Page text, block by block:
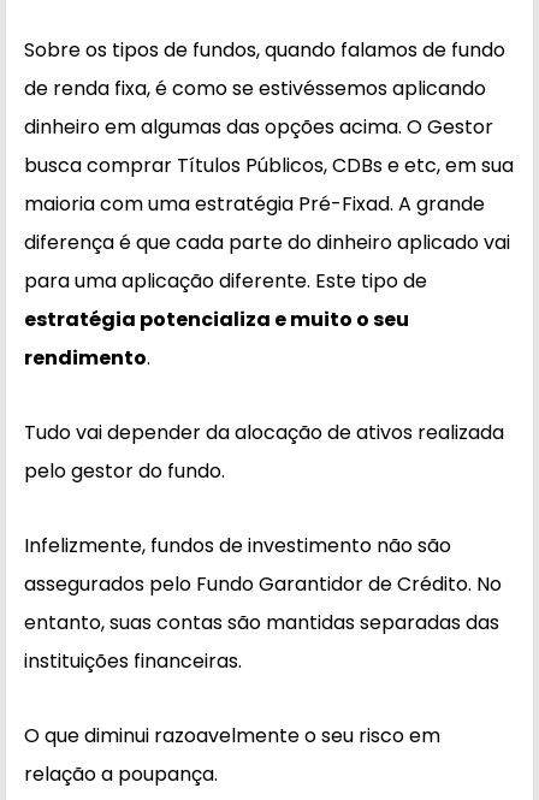
Sobre os tipos de fundos, quando falamos de fundo
de renda fixa, é como se estivéssemos aplicando
dinheiro em algumas das opções acima. O Gestor
busca comprar Títulos Públicos, CDBs e etc, em sua
maioria com uma estratégia Pré-Fixad. A grande
diferença é que cada parte do dinheiro aplicado vai
para uma aplicação diferente. Este tipo de
estratégia potencializa e muito o seu
rendimento.
Tudo vai depender da alocação de ativos realizada
pelo gestor do fundo.
Infelizmente, fundos de investimento não são
assegurados pelo Fundo Garantidor de Crédito. No
entanto, suas contas são mantidas separadas das
instituições financeiras.
O que diminui razoavelmente o seu risco em
relação a poupança.